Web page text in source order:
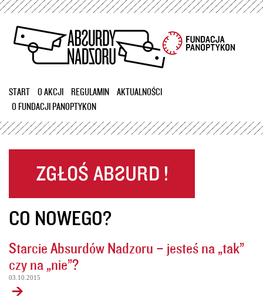
Przejdź
treści
START O AKCJI REGULAMIN
AKTUALNOŚCI
O FUNDACJI PANOPTYKON
CO NOWEGO?
Starcie Absurdów Nadzoru – jesteś na „tak”
czy na „nie”?
03.10.2015